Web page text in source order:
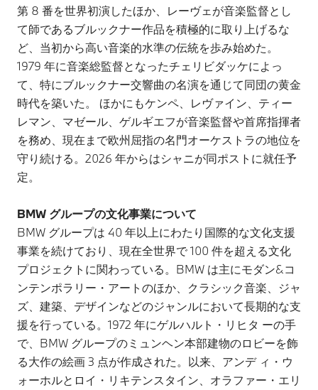
第 8 番を世界初演したほか、レーヴェが音楽監督とし
て師であるブルックナー作品を積極的に取り上げるな
ど、当初から高い音楽的水準の伝統を歩み始めた。
1979 年に音楽総監督となったチェリビダッケによっ
て、特にブルックナー交響曲の名演を通じて同団の黄金
時代を築いた。 ほかにもケンペ、レヴァイン、ティー
レマン、マゼール、ゲルギエフが音楽監督や首席指揮者
を務め、現在まで欧州屈指の名門オーケストラの地位を
守り続ける。2026 年からはシャニが同ポストに就任予
定。
BMW グループの文化事業について
BMW グループは 40 年以上にわたり国際的な文化支援
事業を続けており、現在全世界で 100 件を超える文化
プロジェクトに関わっている。BMW は主にモダン&コ
ンテンポラリー・アートのほか、クラシック音楽、ジャ
ズ、建築、デザインなどのジャンルにおいて長期的な支
援を行っている。1972 年にゲルハルト・リヒタ ーの手
で、BMW グループのミュンヘン本部建物のロビーを飾
る大作の絵画 3 点が作成された。以来、アンデ ィ・ウ
ォーホルとロイ・リキテンスタイン、オラファー・エリ